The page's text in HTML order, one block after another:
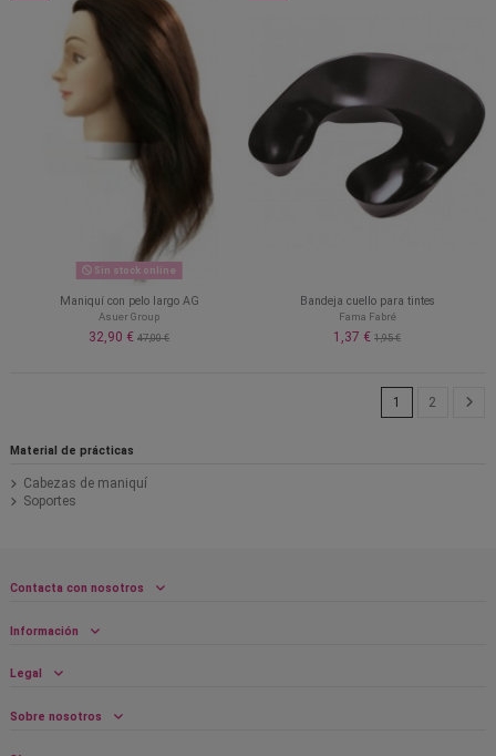
Sin stock online
Maniquí con pelo largo AG
Asuer Group
32,90 € 47,00 €
Bandeja cuello para tintes
Fama Fabré
1,37 € 1,95 €
1 2
Material de prácticas
Cabezas de maniquí
Soportes
Contacta con nosotros
Información
Legal
Sobre nosotros